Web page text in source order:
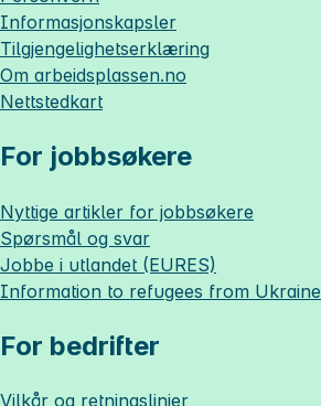
Informasjonskapsler
Tilgjengelighetserklæring
Om arbeidsplassen.no
Nettstedkart
For jobbsøkere
Nyttige artikler for jobbsøkere
Spørsmål og svar
Jobbe i utlandet (EURES)
Information to refugees from Ukraine
For bedrifter
Vilkår og retningslinjer